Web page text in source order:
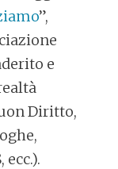
”,
e
Diritto,
ecc.).